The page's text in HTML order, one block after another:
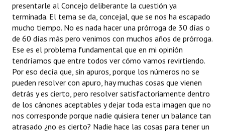
presentarle al Concejo deliberante la cuestión ya
terminada. El tema se da, concejal, que se nos ha escapado
mucho tiempo. No es nada hacer una prórroga de 30 días o
de 60 días más pero venimos con muchos años de prórroga.
Ese es el problema fundamental que en mi opinión
tendríamos que entre todos ver cómo vamos revirtiendo.
Por eso decía que, sin apuros, porque los números no se
pueden resolver con apuro, hay muchas cosas que vienen
detrás y es cierto, pero resolver satisfactoriamente dentro
de los cánones aceptables y dejar toda esta imagen que no
nos corresponde porque nadie quisiera tener un balance tan
atrasado ¿no es cierto? Nadie hace las cosas para tener un